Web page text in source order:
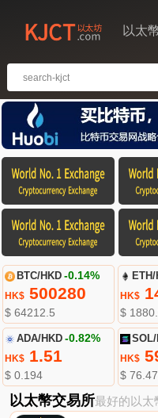
以太
BTC/HKD -0.14%
HK$500280
$ 64212.5
HK$
$
ADA/HKD -0.82%
HK$1.51
$ 0.194
SOL/
HK$
$
以太幣交易所最好的以太